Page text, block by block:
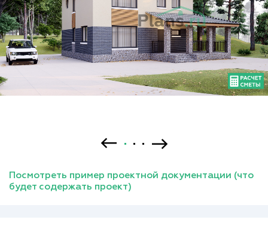
Посмотреть пример проектной документации (что
будет содержать проект)